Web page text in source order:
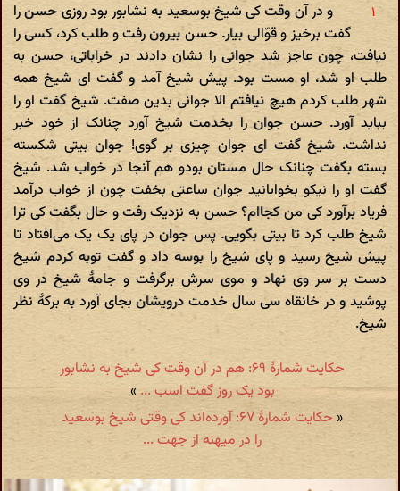
و در آن وقت کی شیخ بوسعید به نشابور بود روزی حسن را
گفت برخیز و قوّالی بیار. حسن بیرون رفت و طلب کرد، کسی را
نیافت، چون عاجز شد جوانی را نشان دادند در خراباتی، حسن به
طلب او شد، او مست بود. پیش شیخ آمد و گفت ای شیخ همه
شهر طلب کردم هیچ نیافتم الا جوانی بدین صفت. شیخ گفت او را
بباید آورد. حسن جوان را بخدمت شیخ آورد چنانک از خود خبر
نداشت. شیخ گفت ای جوان چیزی بر گوی! جوان بیتی شکسته
بسته بگفت چنانک حال مستان بودو هم آنجا در خواب شد. شیخ
گفت او را نیکو بخوابانید جوان ساعتی بخفت چون از خواب درآمد
فریاد برآورد کی من کجاام؟ حسن به نزدیک رفت و حال بگفت کی ترا
شیخ طلب کرد تا بیتی بگویی. پس جوان در پای یک یک می‌افتاد تا
پیش شیخ رسید و پای شیخ را بوسه داد و گفت توبه کردم شیخ
دست بر سر وی نهاد و موی سرش برگرفت و جامۀ شیخ در وی
پوشید و در خانقاه سی سال خدمت درویشان بجای آورد به برکۀ نظر
شیخ.
حکایت شمارهٔ ۶۹: هم در آن وقت کی شیخ به نشابور
بود یک روز گفت اسب ... »
«
حکایت شمارهٔ ۶۷: آورده‌اند کی وقتی شیخ بوسعید
را در میهنه از جهت ...